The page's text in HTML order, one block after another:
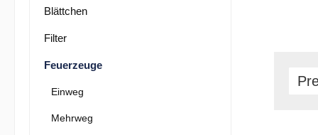
Blättchen
Filter
Feuerzeuge
Einweg
Mehrweg